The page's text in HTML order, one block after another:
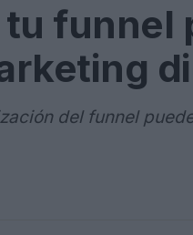
funnel
del funnel